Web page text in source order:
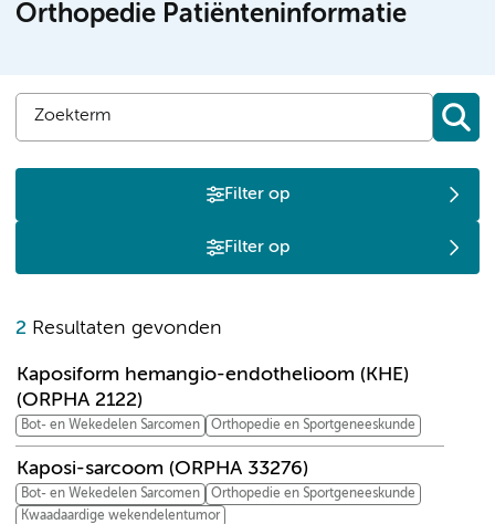
Orthopedie Patiënteninformatie
Filter op
Filter op
2 Resultaten gevonden
Kaposiform hemangio-endothelioom (KHE)
(ORPHA 2122)
Bot- en Wekedelen Sarcomen Orthopedie en Sportgeneeskunde
Kaposi-sarcoom (ORPHA 33276)
Bot- en Wekedelen Sarcomen
Orthopedie en Sportgeneeskunde
Kwaadaardige wekendelentumor